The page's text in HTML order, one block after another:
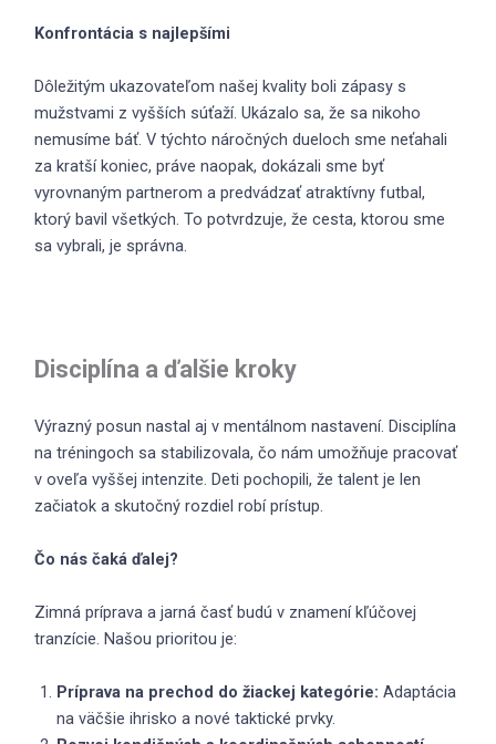
Konfrontácia s najlepšími
Dôležitým ukazovateľom našej kvality boli zápasy s
mužstvami z vyšších súťaží. Ukázalo sa, že sa nikoho
nemusíme báť. V týchto náročných dueloch sme neťahali
za kratší koniec, práve naopak, dokázali sme byť
vyrovnaným partnerom a predvádzať atraktívny futbal,
ktorý bavil všetkých. To potvrdzuje, že cesta, ktorou sme
sa vybrali, je správna.
Disciplína a ďalšie kroky
Výrazný posun nastal aj v mentálnom nastavení. Disciplína
na tréningoch sa stabilizovala, čo nám umožňuje pracovať
v oveľa vyššej intenzite. Deti pochopili, že talent je len
začiatok a skutočný rozdiel robí prístup.
Čo nás čaká ďalej?
Zimná príprava a jarná časť budú v znamení kľúčovej
tranzície. Našou prioritou je:
Príprava na prechod do žiackej kategórie: Adaptácia
na väčšie ihrisko a nové taktické prvky.